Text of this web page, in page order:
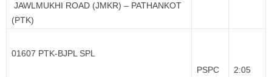
JAWLMUKHI ROAD (JMKR) – PATHANKOT
(PTK)
01607 PTK-BJPL SPL
PSPC
2:05